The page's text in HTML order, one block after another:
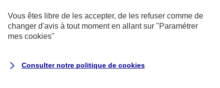
Siège social :
8-10, rue Paul Vaillant Couturier
Vous êtes libre de les accepter, de les refuser comme de
changer d'avis à tout moment en allant sur "Paramétrer
mes cookies"
Consulter notre politique de cookies